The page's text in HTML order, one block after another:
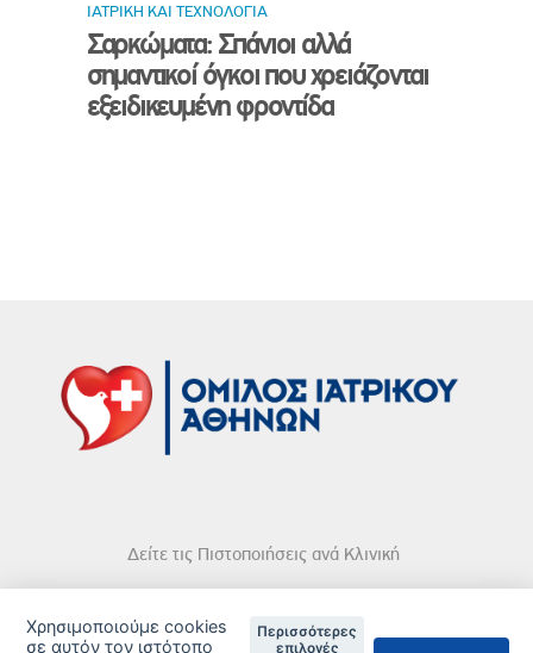
ΙΑΤΡΙΚΗ ΚΑΙ ΤΕΧΝΟΛΟΓΙΑ
Σαρκώματα: Σπάνιοι αλλά
σημαντικοί όγκοι που χρειάζονται
εξειδικευμένη φροντίδα
Δείτε τις Πιστοποιήσεις ανά Κλινική
Χρησιμοποιούμε cookies
σε αυτόν τον ιστότοπο
Περισσότερες
επιλογές